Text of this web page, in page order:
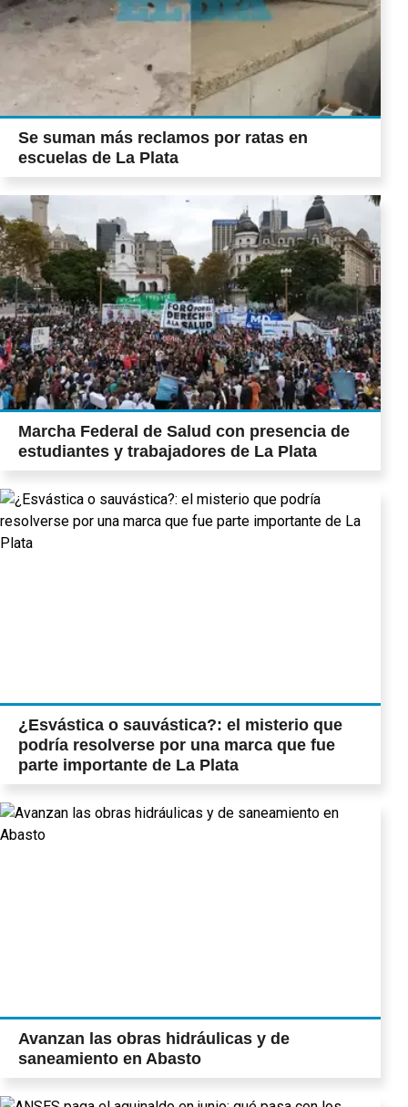
Se suman más reclamos por ratas en
escuelas de La Plata
Marcha Federal de Salud con presencia de
estudiantes y trabajadores de La Plata
¿Esvástica o sauvástica?: el misterio que
podría resolverse por una marca que fue
parte importante de La Plata
Avanzan las obras hidráulicas y de
saneamiento en Abasto